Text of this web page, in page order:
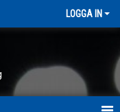
LOGGA IN